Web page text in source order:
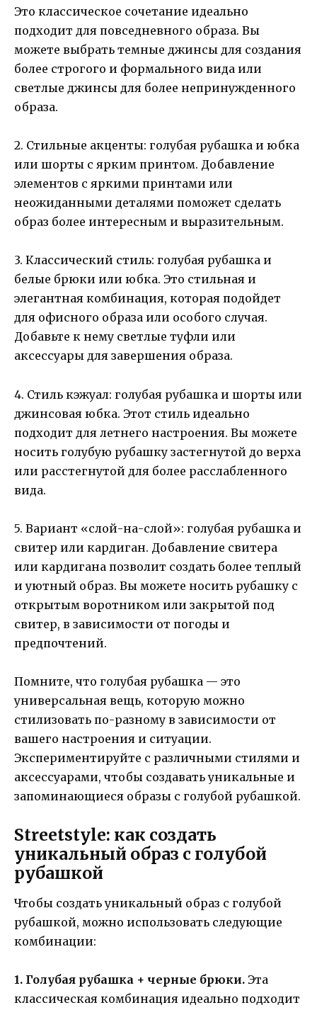
Это классическое сочетание идеально
подходит для повседневного образа. Вы
можете выбрать темные джинсы для создания
более строгого и формального вида или
светлые джинсы для более непринужденного
образа.
2. Стильные акценты: голубая рубашка и юбка
или шорты с ярким принтом. Добавление
элементов с яркими принтами или
неожиданными деталями поможет сделать
образ более интересным и выразительным.
3. Классический стиль: голубая рубашка и
белые брюки или юбка. Это стильная и
элегантная комбинация, которая подойдет
для офисного образа или особого случая.
Добавьте к нему светлые туфли или
аксессуары для завершения образа.
4. Стиль кэжуал: голубая рубашка и шорты или
джинсовая юбка. Этот стиль идеально
подходит для летнего настроения. Вы можете
носить голубую рубашку застегнутой до верха
или расстегнутой для более расслабленного
вида.
5. Вариант «слой-на-слой»: голубая рубашка и
свитер или кардиган. Добавление свитера
или кардигана позволит создать более теплый
и уютный образ. Вы можете носить рубашку с
открытым воротником или закрытой под
свитер, в зависимости от погоды и
предпочтений.
Помните, что голубая рубашка — это
универсальная вещь, которую можно
стилизовать по-разному в зависимости от
вашего настроения и ситуации.
Экспериментируйте с различными стилями и
аксессуарами, чтобы создавать уникальные и
запоминающиеся образы с голубой рубашкой.
Streetstyle: как создать
уникальный образ с голубой
рубашкой
Чтобы создать уникальный образ с голубой
рубашкой, можно использовать следующие
комбинации:
1. Голубая рубашка + черные брюки. Эта
классическая комбинация идеально подходит